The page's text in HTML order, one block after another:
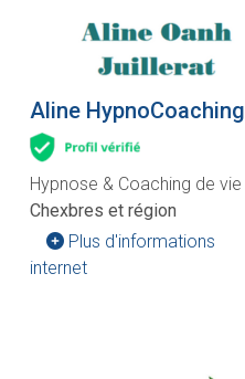
Aline HypnoCoaching
Hypnose & Coaching de vie
Chexbres et région
Plus d'informations
internet